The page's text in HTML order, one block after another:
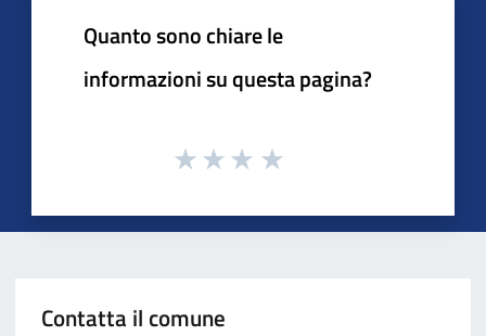
Quanto sono chiare le
informazioni su questa pagina?
Contatta il comune